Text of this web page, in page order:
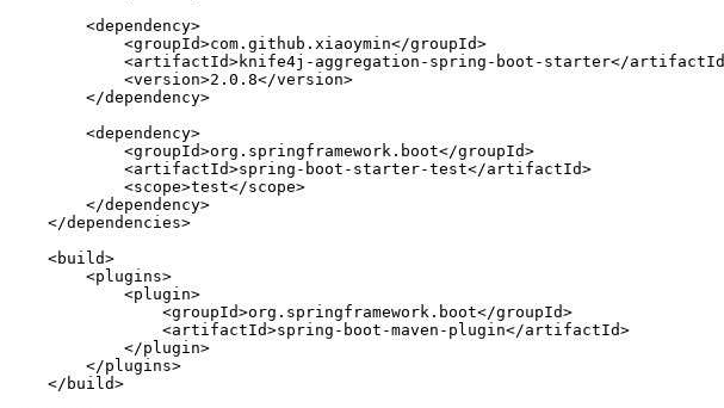
        <
dependency>
            <
groupId>com.github.xiaoymin</groupId>
            <
artifactId>knife4j-aggregation-spring-boot-starter</artifactId
            <
version>2.0.8</version>
        </
dependency>
        <
dependency>
            <
groupId>org.springframework.boot</groupId>
            <
artifactId>spring-boot-starter-test</artifactId>
            <
scope>test</scope>
        </
dependency>
    </
dependencies>
    <
build>
        <
plugins>
            <
plugin>
                <
groupId>org.springframework.boot</groupId>
                <
artifactId>spring-boot-maven-plugin</artifactId>
            </
plugin>
        </
plugins>
    </
build>